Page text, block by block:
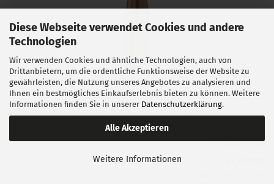
Diese Webseite verwendet Cookies und andere
Technologien
Wir verwenden Cookies und ähnliche Technologien, auch von
Drittanbietern, um die ordentliche Funktionsweise der Website zu
gewährleisten, die Nutzung unseres Angebotes zu analysieren und
Ihnen ein bestmögliches Einkaufserlebnis bieten zu können. Weitere
Informationen finden Sie in unserer Datenschutzerklärung.
Alle Akzeptieren
Weitere Informationen
Berger .243 Classic Hunter 95gr 100 Stück